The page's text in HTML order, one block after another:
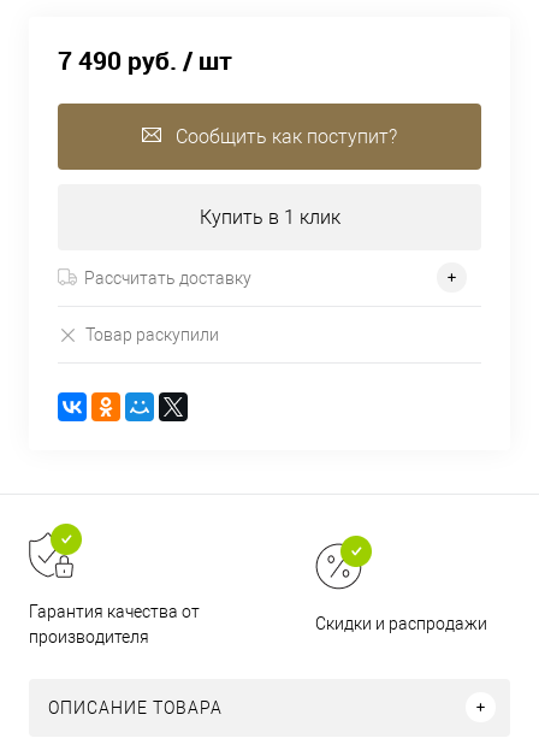
7 490 руб. / шт
Сообщить как поступит?
Купить в 1 клик
Рассчитать доставку
Товар раскупили
Гарантия качества от
производителя
Скидки и распродажи
ОПИСАНИЕ ТОВАРА